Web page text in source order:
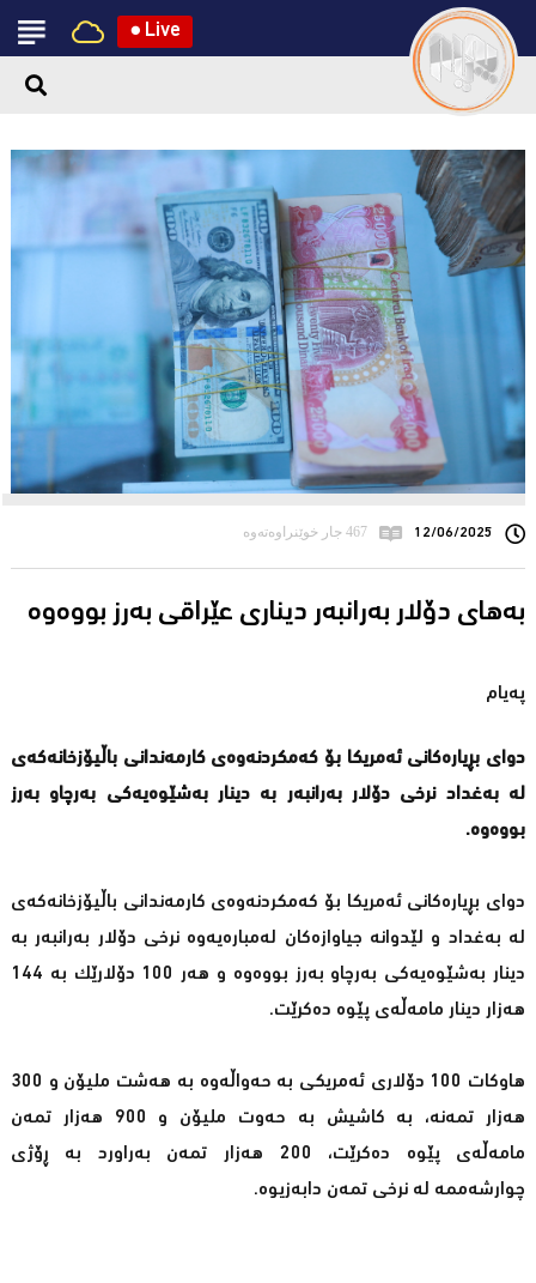
● Live
12/06/2025 467 جار خوێنراوەتەوە
بەهای دۆلار بەرانبەر دیناری عێراقی بەرز بووەوە
پەیام
دوای بڕیارەكانی ئەمریكا بۆ كەمكردنەوەی كارمەندانی باڵیۆزخانەكەی
لە بەغداد نرخی دۆلار بەرانبەر بە دینار بەشێوەیەكی بەرچاو بەرز
بووەوە.
دوای بڕیارەكانی ئەمریكا بۆ كەمكردنەوەی كارمەندانی باڵیۆزخانەكەی
لە بەغداد و لێدوانە جیاوازەكان لەمبارەیەوە نرخی دۆلار بەرانبەر بە
دینار بەشێوەیەكی بەرچاو بەرز بووەوە و هەر 100 دۆلارێك بە 144
هەزار دینار مامەڵەی پێوە دەكرێت.
هاوكات 100 دۆلاری ئەمریكی بە حەواڵەوە بە هەشت ملیۆن و 300
هەزار تمەنە، بە كاشیش بە حەوت ملیۆن و 900 هەزار تمەن
مامەڵەی پێوە دەكرێت، 200 هەزار تمەن بەراورد بە ڕۆژی
چوارشەممە لە نرخی تمەن دابەزیوە.